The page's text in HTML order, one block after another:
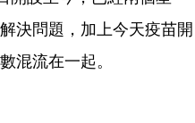
決問題，加上今天疫苗開
混流在一起。